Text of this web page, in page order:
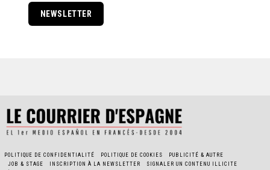
NEWSLETTER
POLITIQUE DE CONFIDENTIALITÉ POLITIQUE DE COOKIES
PUBLICITÉ & AUTRE
JOB & STAGE
INSCRIPTION À LA NEWSLETTER
SIGNALER UN CONTENU ILLICITE